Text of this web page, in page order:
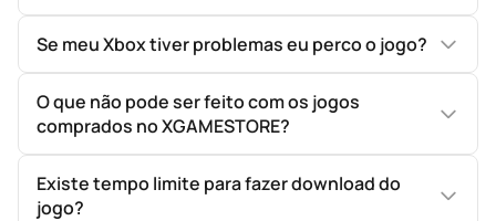
Se meu Xbox tiver problemas eu perco o jogo?
O que não pode ser feito com os jogos
comprados no XGAMESTORE?
Existe tempo limite para fazer download do
jogo?